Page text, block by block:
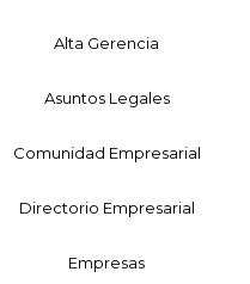
Alta Gerencia
Asuntos Legales
Comunidad Empresarial
Directorio Empresarial
Empresas